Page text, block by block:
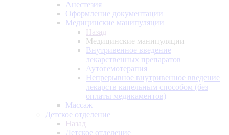
Анестезия
Оформление документации
Медицинские манипуляции
Назад
Медицинские манипуляции
Внутривенное введение
лекарственных препаратов
Аутогемотерапия
Непрерывное внутривенное введение
лекарств капельным способом (без
оплаты медикаментов)
Массаж
Детское отделение
Назад
Детское отделение